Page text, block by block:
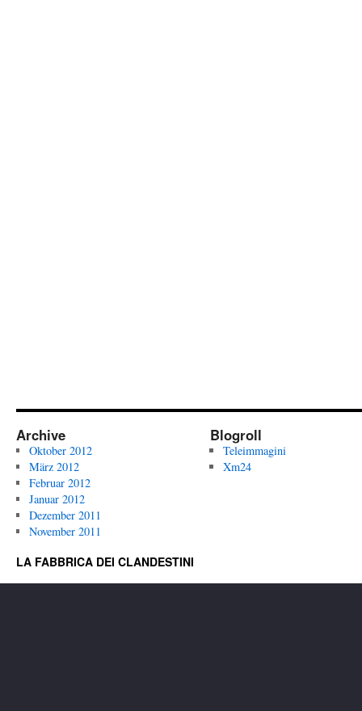
Archive
Oktober 2012
März 2012
Februar 2012
Januar 2012
Dezember 2011
November 2011
Blogroll
Teleimmagini
Xm24
LA FABBRICA DEI CLANDESTINI